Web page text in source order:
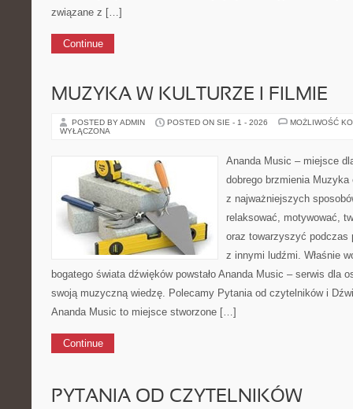
związane z […]
Continue
MUZYKA W KULTURZE I FILMIE
POSTED BY ADMIN POSTED ON SIE - 1 - 2026
MOŻLIWOŚĆ
WYŁĄCZONA
Ananda Music – miejsce
dobrego brzmienia
z najważniejszych
relaksować, motywować,
oraz towarzyszyć podczas
z innymi ludźmi. Właśnie
bogatego świata dźwięków powstało Ananda Music – serwis dla
swoją muzyczną wiedzę. Polecamy Pytania od czytelników i
Ananda Music to miejsce stworzone […]
Continue
PYTANIA OD CZYTELNIKÓW